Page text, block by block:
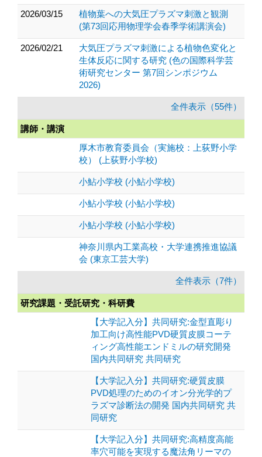
2026/03/15
植物葉への大気圧プラズマ刺激と観測
(第73回応用物理学会春季学術講演会)
2026/02/21
大気圧プラズマ刺激による植物色変化と
生体反応に関する研究 (色の国際科学芸
術研究センター 第7回シンポジウム
2026)
全件表示（55件）
講師・講演
厚木市教育委員会（実施校：上荻野小学
校） (上荻野小学校)
小鮎小学校 (小鮎小学校)
小鮎小学校 (小鮎小学校)
小鮎小学校 (小鮎小学校)
神奈川県内工業高校・大学連携推進協議
会 (東京工芸大学)
全件表示（7件）
研究課題・受託研究・科研費
【大学記入分】共同研究:金型直彫り
加工向け高性能PVD硬質皮膜コーテ
ィング高性能エンドミルの研究開発
国内共同研究 共同研究
【大学記入分】共同研究:硬質皮膜
PVD処理のためのイオン分光学的プ
ラズマ診断法の開発 国内共同研究 共
同研究
【大学記入分】共同研究:高精度高能
率穴可能を実現する魔法角リーマの